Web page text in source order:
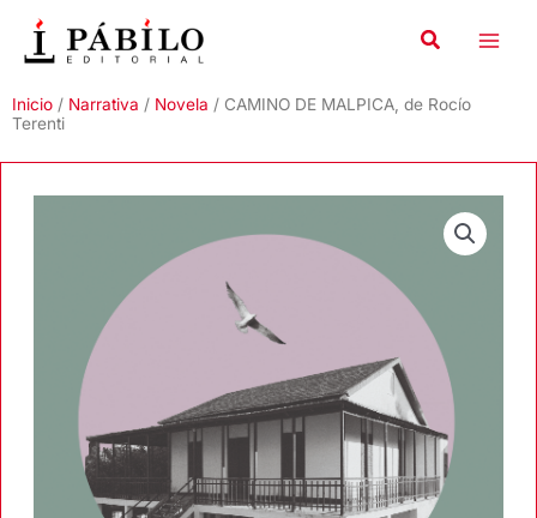
contenido
Inicio / Narrativa / Novela / CAMINO DE MALPICA, de Rocío
Terenti